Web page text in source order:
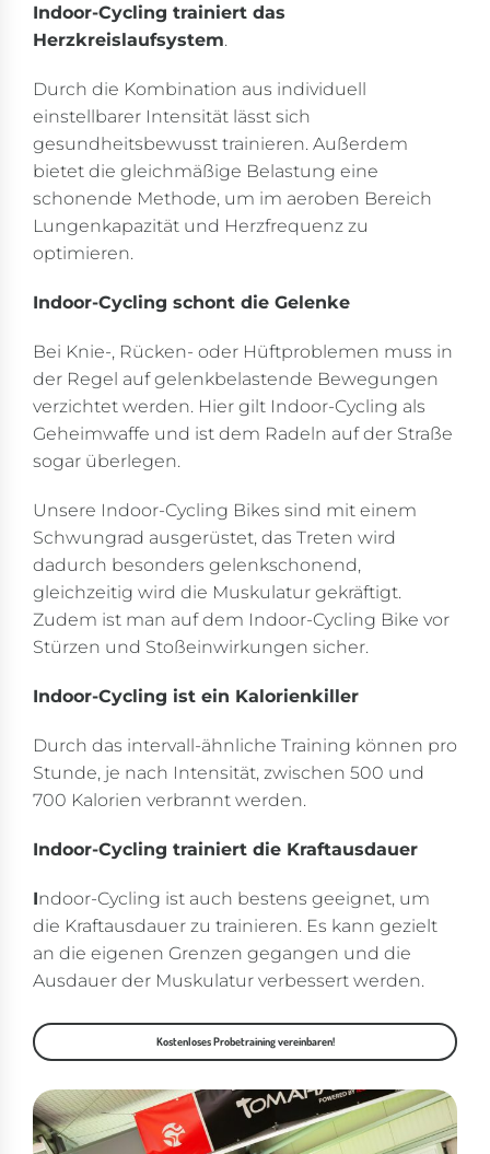
Indoor-Cycling trainiert das
Herzkreislaufsystem.
Durch die Kombination aus individuell
einstellbarer Intensität lässt sich
gesundheitsbewusst trainieren. Außerdem
bietet die gleichmäßige Belastung eine
schonende Methode, um im aeroben Bereich
Lungenkapazität und Herzfrequenz zu
optimieren.
Indoor-Cycling schont die Gelenke
Bei Knie-, Rücken- oder Hüftproblemen muss in
der Regel auf gelenkbelastende Bewegungen
verzichtet werden. Hier gilt Indoor-Cycling als
Geheimwaffe und ist dem Radeln auf der Straße
sogar überlegen.
Unsere Indoor-Cycling Bikes sind mit einem
Schwungrad ausgerüstet, das Treten wird
dadurch besonders gelenkschonend,
gleichzeitig wird die Muskulatur gekräftigt.
Zudem ist man auf dem Indoor-Cycling Bike vor
Stürzen und Stoßeinwirkungen sicher.
Indoor-Cycling ist ein Kalorienkiller
Durch das intervall-ähnliche Training können pro
Stunde, je nach Intensität, zwischen 500 und
700 Kalorien verbrannt werden.
Indoor-Cycling trainiert die Kraftausdauer
Indoor-Cycling ist auch bestens geeignet, um
die Kraftausdauer zu trainieren. Es kann gezielt
an die eigenen Grenzen gegangen und die
Ausdauer der Muskulatur verbessert werden.
Kostenloses Probetraining vereinbaren!